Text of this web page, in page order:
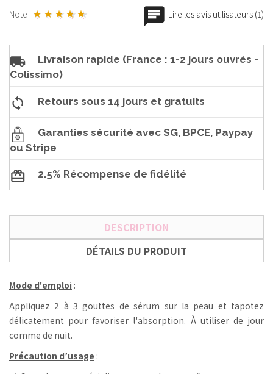
Note Lire les avis utilisateurs (1)
Livraison rapide (France : 1-2 jours ouvrés -
Colissimo)
Retours sous 14 jours et gratuits
Garanties sécurité avec SG, BPCE, Paypay
ou Stripe
2.5% Récompense de fidélité
DESCRIPTION
DÉTAILS DU PRODUIT
Mode d'emploi :
Appliquez 2 à 3 gouttes de sérum sur la peau et tapotez
délicatement pour favoriser l'absorption. À utiliser de jour
comme de nuit.
Précaution d’usage :